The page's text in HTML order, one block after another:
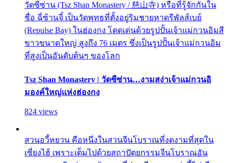
วัดซีซ่าน (Tsz Shan Monastery / 慈山寺) หรือที่รู้จักกันใน
ชื่อ ฉี่ซ้านจี๋ เป็นวัดพุทธที่ตั้งอยู่ริมชายหาดรีพัลส์เบย์
(Repulse Bay) ในฮ่องกง โดดเด่นด้วยรูปปั้นเจ้าแม่กวนอิมสี
ขาวขนาดใหญ่ สูงถึง 76 เมตร ซึ่งเป็นรูปปั้นเจ้าแม่กวนอิม
ที่สูงเป็นอันดับต้นๆ ของโลก
Tsz Shan Monastery | วัดซีซ่าน…งามสง่าเจ้าแม่กวนอิ
มองค์ใหญ่แห่งฮ่องกง
824 views
สวนอวี้หยวน คือหนึ่งในสวนจีนโบราณที่งดงามที่สุดใน
เซี่ยงไฮ้ เพราะเต็มไปด้วยสถาปัตยกรรมจีนโบราณอัน